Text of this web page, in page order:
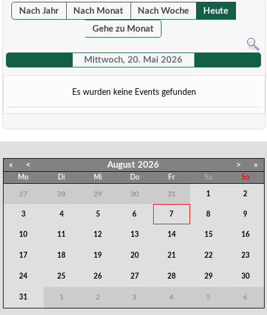
Nach Jahr Nach Monat Nach Woche
Heute
Gehe zu Monat
Mittwoch, 20. Mai 2026
Es wurden keine Events gefunden
« < August 2026 > »
Mo Di Mi Do Fr Sa So
27 28 29 30 31 1 2
3 4 5 6 7 8 9
10 11 12 13 14 15 16
17 18 19 20 21 22 23
24 25 26 27 28 29 30
31 1 2 3 4 5 6